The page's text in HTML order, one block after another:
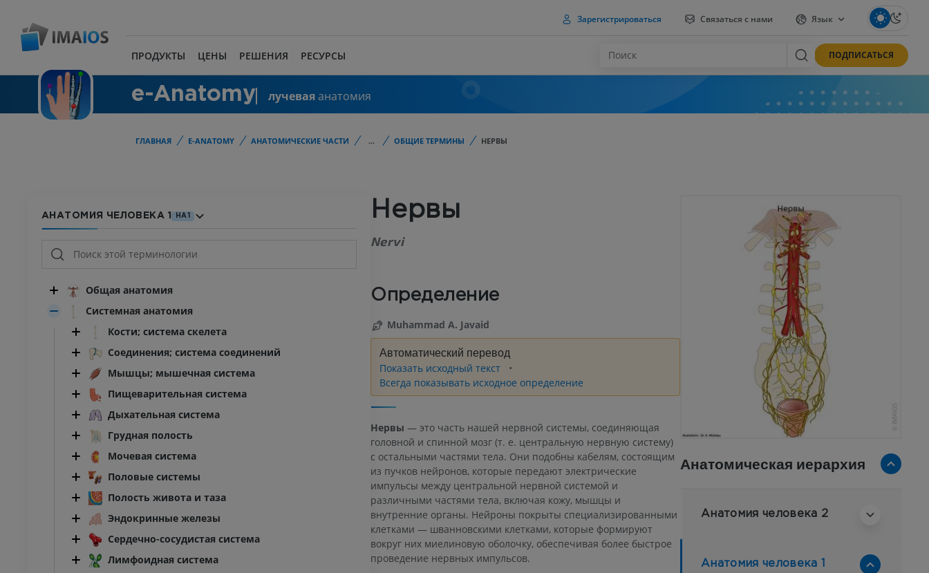
Зарегистрироваться Связаться с нами Язык
ПРОДУКТЫ ЦЕНЫ РЕШЕНИЯ РЕСУРСЫ ПОДПИСАТЬСЯ
e-Anatomy лучеваяанатомия
ГЛАВНАЯ E-ANATOMY АНАТОМИЧЕСКИЕ ЧАСТИ ... ОБЩИЕ ТЕРМИНЫ НЕРВЫ
АНАТОМИЯ ЧЕЛОВЕКА 1 HA1
Общая анатомия
Системная анатомия
Кости; система скелета
Соединения; система соединений
Мышцы; мышечная система
Пищеварительная система
Дыхательная система
Грудная полость
Мочевая система
Половые системы
Полость живота и таза
Эндокринные железы
Сердечно-сосудистая система
Лимфоидная система
Нервы
Nervi
Определение
Muhammad A. Javaid
Автоматический перевод
Показать исходный текст
Всегда показывать исходное определение
Нервы — это часть нашей нервной системы, соединяющая
головной и спинной мозг (т. е. центральную нервную систему)
с остальными частями тела. Они подобны кабелям, состоящим
из пучков нейронов, которые передают электрические
импульсы между центральной нервной системой и
различными частями тела, включая кожу, мышцы и
внутренние органы. Нейроны покрыты специализированными
клетками — шванновскими клетками, которые формируют
вокруг них миелиновую оболочку, обеспечивая более быстрое
проведение нервных импульсов.
Анатомическая иерархия
Анатомия человека 2
Анатомия человека 1